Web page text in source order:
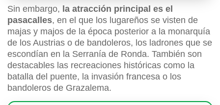
Sin embargo, la atracción principal es el
pasacalles, en el que los lugareños se visten de
majas y majos de la época posterior a la monarquía
de los Austrias o de bandoleros, los ladrones que se
escondían en la Serranía de Ronda. También son
destacables las recreaciones históricas como la
batalla del puente, la invasión francesa o los
bandoleros de Grazalema.